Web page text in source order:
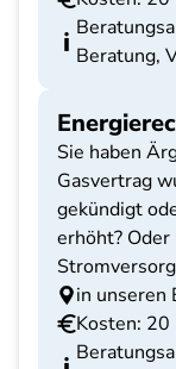
Beratung,
Sie haben
Gasvertrag
gekündigt
erhöht?
in unseren
Kosten: 20